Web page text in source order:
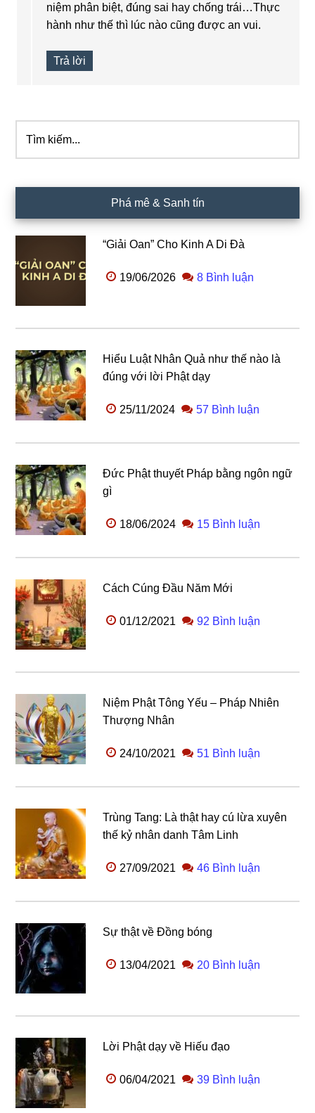
niệm phân biệt, đúng sai hay chống trái…Thực
hành như thế thì lúc nào cũng được an vui.
Trả lời
Sidebar
chính
kiếm...
Phá mê & Sanh tín
“Giải Oan” Cho Kinh A Di Đà
19/06/2026 8 Bình luận
Hiểu Luật Nhân Quả như thế nào là
đúng với lời Phật dạy
25/11/2024 57 Bình luận
Đức Phật thuyết Pháp bằng ngôn ngữ
gì
18/06/2024 15 Bình luận
Cách Cúng Đầu Năm Mới
01/12/2021 92 Bình luận
Niệm Phật Tông Yếu – Pháp Nhiên
Thượng Nhân
24/10/2021 51 Bình luận
Trùng Tang: Là thật hay cú lừa xuyên
thế kỷ nhân danh Tâm Linh
27/09/2021 46 Bình luận
Sự thật về Đồng bóng
13/04/2021 20 Bình luận
Lời Phật dạy về Hiếu đạo
06/04/2021 39 Bình luận